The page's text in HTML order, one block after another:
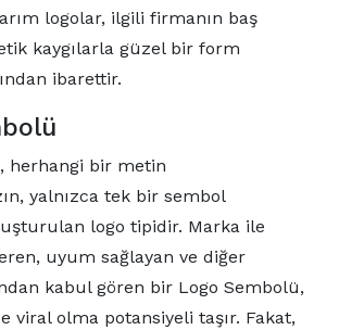
logolar, ilgili firmanın baş
kaygılarla güzel bir form
ibarettir.
herhangi bir metin
yalnızca tek bir sembol
logo tipidir. Marka ile
uyum sağlayan ve diğer
kabul gören bir Logo Sembolü,
viral olma potansiyeli taşır. Fakat,